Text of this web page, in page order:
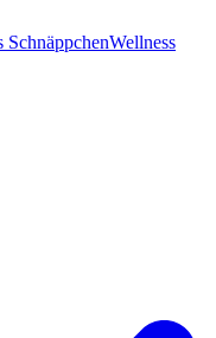
SchnäppchenWellness